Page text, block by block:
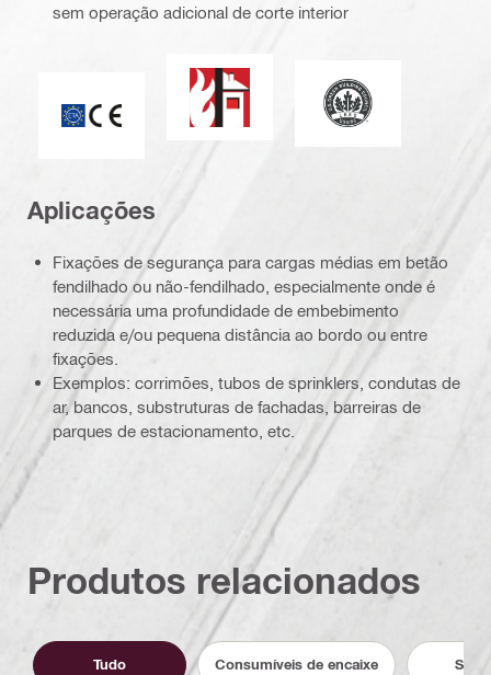
sem operação adicional de corte interior
Resistência ao fogoLiderança no
Aplicações
Fixações de segurança para cargas médias em betão
fendilhado ou não-fendilhado, especialmente onde é
necessária uma profundidade de embebimento
reduzida e/ou pequena distância ao bordo ou entre
fixações.
Exemplos: corrimões, tubos de sprinklers, condutas de
ar, bancos, substruturas de fachadas, barreiras de
parques de estacionamento, etc.
Produtos relacionados
Tudo Consumíveis de encaixe